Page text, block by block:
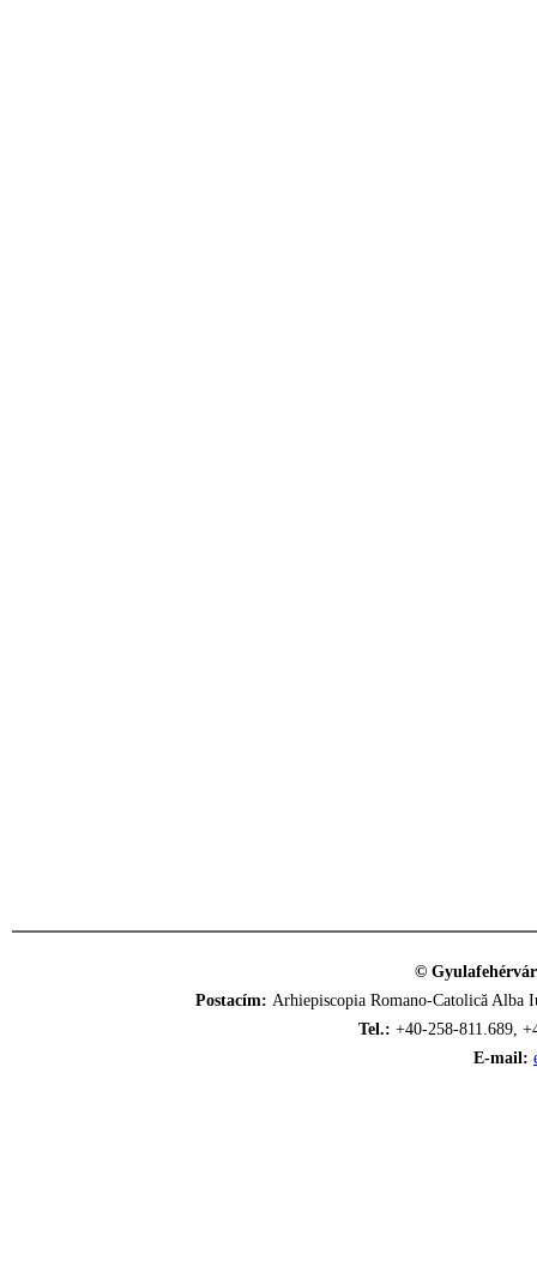
©
Postacím: Arhiepiscopia Romano-Catolică
Tel.: +40-258-811.689,
E-mail: